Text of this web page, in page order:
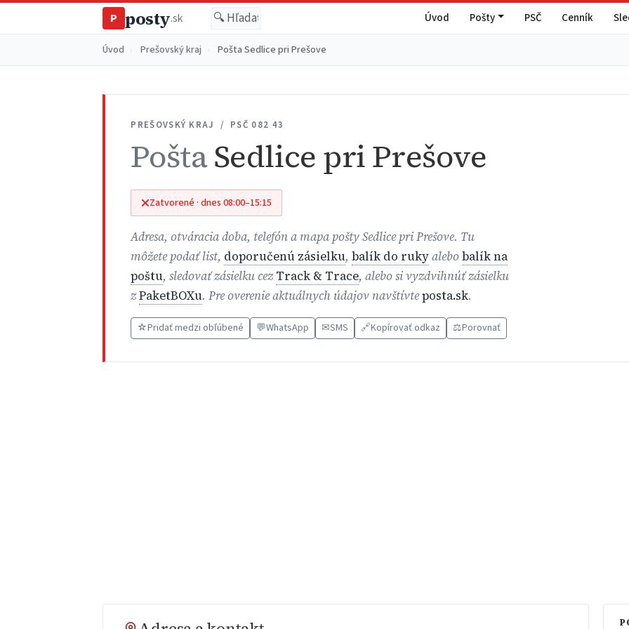
P posty.sk Úvod Pošty PSČ Cenník
Úvod Prešovský kraj Pošta Sedlice pri Prešove
PREŠOVSKÝ KRAJ / PSČ 082 43
PoštaSedlice pri Prešove
Zatvorené · dnes 08:00–15:15
Adresa, otváracia doba, telefón a mapa pošty Sedlice pri Prešove. Tu
môžete podať list, doporučenú zásielku,balík do rukyalebobalík na
poštu, sledovať zásielku cezTrack & Trace, alebo si vyzdvihnúť zásielku
zPaketBOXu. Pre overenie aktuálnych údajov navštívteposta.sk.
☆Pridať medzi obľúbené 💬WhatsApp ✉SMS 🔗Kopírovať odkaz ⚖️Porovnať